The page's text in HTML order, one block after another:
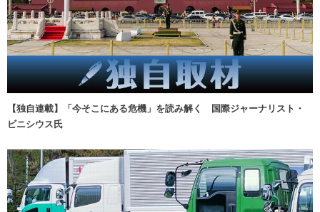
【独自連載】「今そこにある危機」を読み解く 国際ジャーナリスト・
ビニシウス氏